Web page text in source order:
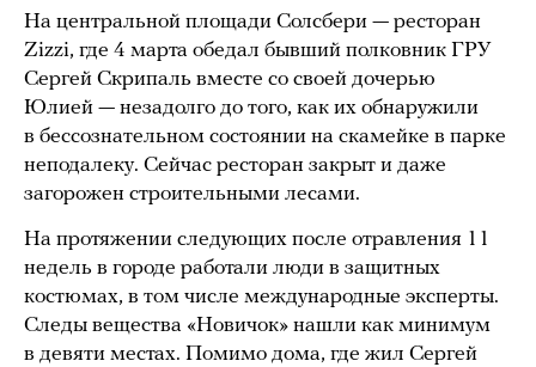
На центральной площади Солсбери — ресторан
Zizzi, где 4 марта обедал бывший полковник ГРУ
Сергей Скрипаль вместе со своей дочерью
Юлией — незадолго до того, как их обнаружили
в бессознательном состоянии на скамейке в парке
неподалеку. Сейчас ресторан закрыт и даже
загорожен строительными лесами.
На протяжении следующих после отравления 11
недель в городе работали люди в защитных
костюмах, в том числе международные эксперты.
Следы вещества «Новичок» нашли как минимум
в девяти местах. Помимо дома, где жил Сергей